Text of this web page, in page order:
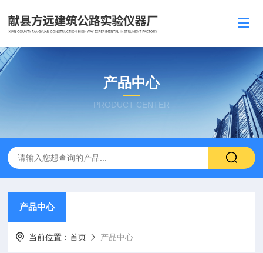
产品中心
PRODUCT CENTER
产品中心
当前位置：首页 产品中心